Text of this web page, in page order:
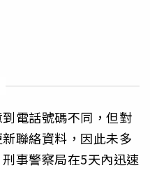
電話號碼不同，但對
聯絡資料，因此未多
事警察局在5天內迅速